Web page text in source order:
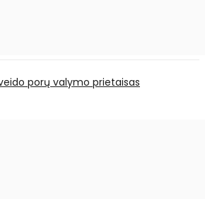
porų valymo prietaisas